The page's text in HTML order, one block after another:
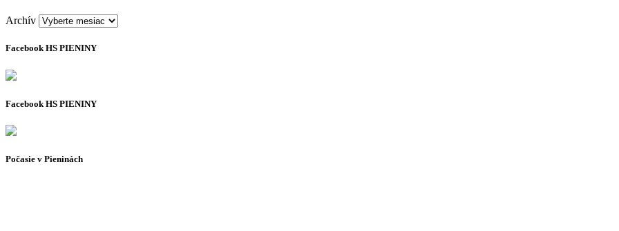
Archív
Facebook HS PIENINY
Facebook HS PIENINY
Počasie v Pieninách